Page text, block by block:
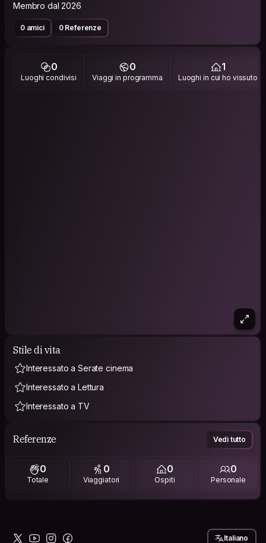
Membro dal 2026
0 amici 0 Referenze
0
Luoghi condivisi
0
Viaggi in programma
1
Luoghi in cui ho vissuto
Stile di vita
Interessato a Serate cinema
Interessato a Lettura
Interessato a TV
Referenze Vedi tutto
0
Totale
0
Viaggiatori
0
Ospiti
0
Personale
Italiano